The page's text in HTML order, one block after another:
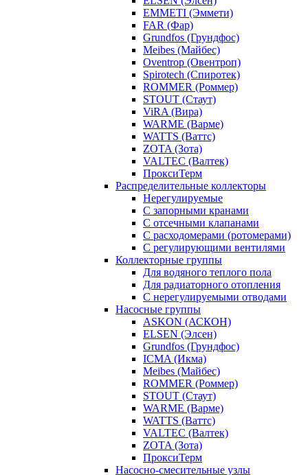
EMMETI (Эммети)
FAR (Фар)
Grundfos (Грундфос)
Meibes (Майбес)
Oventrop (Овентроп)
Spirotech (Спиротек)
ROMMER (Роммер)
STOUT (Стаут)
ViRA (Вира)
WARME (Варме)
WATTS (Ваттс)
ZOTA (Зота)
VALTEC (Валтек)
ПроксиТерм
Распределительные коллекторы
Нерегулируемые
С запорными кранами
С отсечными клапанами
С расходомерами (ротомерами)
С регулирующими вентилями
Коллекторные группы
Для водяного теплого пола
Для радиаторного отопления
С нерегулируемыми отводами
Насосные группы
ASKON (АСКОН)
ELSEN (Элсен)
Grundfos (Грундфос)
ICMA (Икма)
Meibes (Майбес)
ROMMER (Роммер)
STOUT (Стаут)
WARME (Варме)
WATTS (Ваттс)
VALTEC (Валтек)
ZOTA (Зота)
ПроксиТерм
Насосно-смесительные узлы